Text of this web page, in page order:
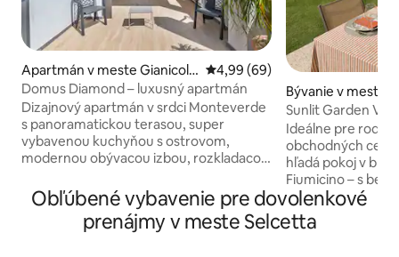
Apartmán v meste Gianicole
nse
Priemerné ohodnotenie 4,99
4,99 (69)
Domus Diamond – luxusný apartmán
Dizajnový apartmán v srdci Monteverde
s panoramatickou terasou, super
vybavenou kuchyňou s ostrovom,
modernou obývacou izbou, rozkladacou
veľkými šatníkmi a dvoma modernými
kúpeľňami so sprchovacím kútom a
vírivkou. V pokojnej a zelenej
Bývanie v meste
e
Sunlit Garden
30 minút do Ríma
Ideálne pre
obchodných
hľadá pokoj v
Fiumicino – s
okamžitým
ubytovaním. – 3 priestranné spálne -
Súkromná
Obľúbené vybavenie pre dovolenkové
prenájmy v meste Selcetta